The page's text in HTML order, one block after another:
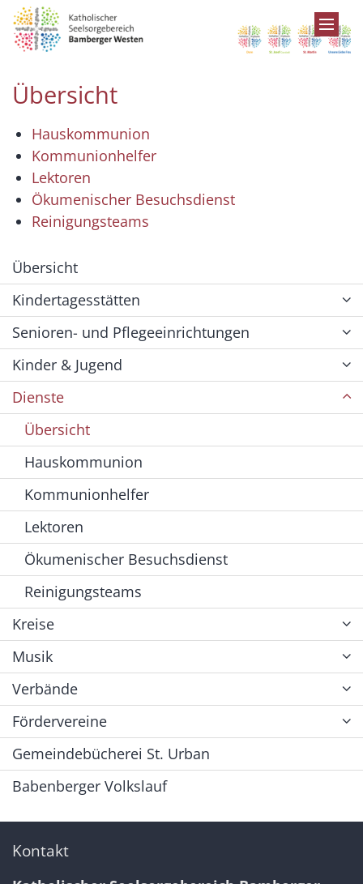
Zum Inhalt springen
Übersicht
Hauskommunion
Kommunionhelfer
Lektoren
Ökumenischer Besuchsdienst
Reinigungsteams
Übersicht
Kindertagesstätten
Senioren- und Pflegeeinrichtungen
Kinder & Jugend
Dienste
Übersicht
Hauskommunion
Kommunionhelfer
Lektoren
Ökumenischer Besuchsdienst
Reinigungsteams
Kreise
Musik
Verbände
Fördervereine
Gemeindebücherei St. Urban
Babenberger Volkslauf
Kontakt